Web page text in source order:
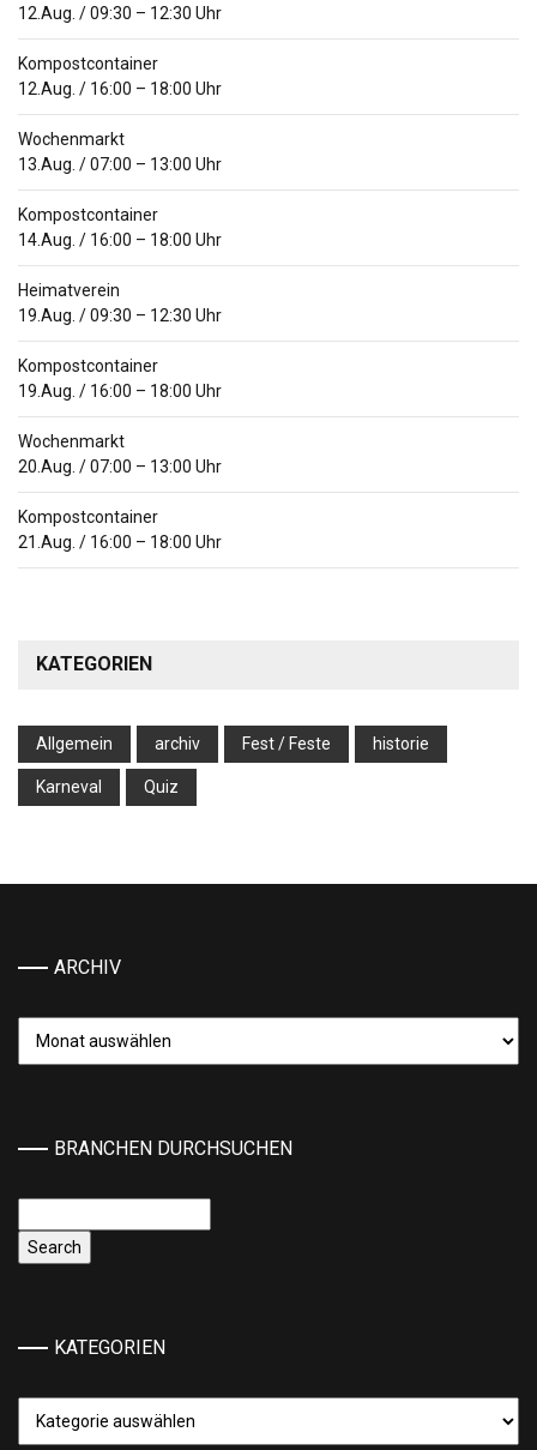
12.Aug. /09:30 – 12:30 Uhr
Kompostcontainer
12.Aug. / 16:00 – 18:00 Uhr
Wochenmarkt
13.Aug. /07:00 – 13:00 Uhr
Kompostcontainer
14.Aug. / 16:00 – 18:00 Uhr
Heimatverein
19.Aug. /09:30 – 12:30 Uhr
Kompostcontainer
19.Aug. / 16:00 – 18:00 Uhr
Wochenmarkt
20.Aug. /07:00 – 13:00 Uhr
Kompostcontainer
21.Aug. / 16:00 – 18:00 Uhr
KATEGORIEN
Allgemein archiv Fest / Feste historie
Karneval Quiz
ARCHIV
BRANCHEN DURCHSUCHEN
KATEGORIEN